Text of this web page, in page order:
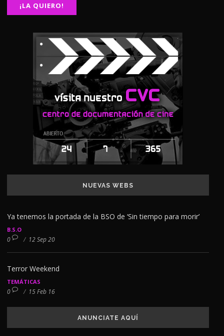
NUEVAS WEBS
Ya tenemos la portada de la BSO de ‘Sin tiempo para morir’
B.S.O
0 / 12 Sep 20
Terror Weekend
TEMÁTICAS
0 / 15 Feb 16
ANUNCIATE AQUÍ